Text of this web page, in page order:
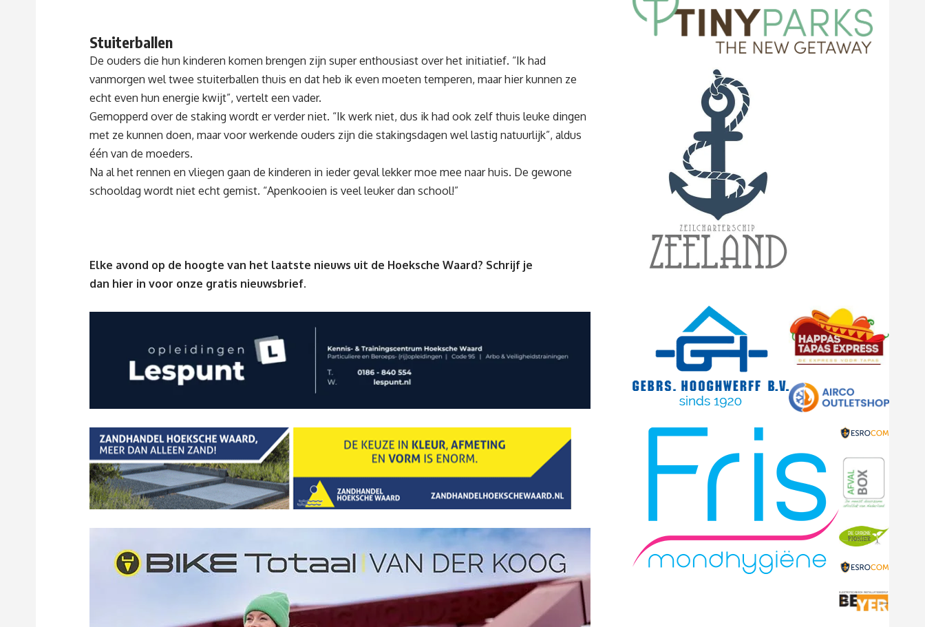
Stuiterballen
De ouders die hun kinderen komen brengen zijn super enthousiast over het initiatief. “Ik had
vanmorgen wel twee stuiterballen thuis en dat heb ik even moeten temperen, maar hier kunnen ze
echt even hun energie kwijt”, vertelt een vader.
Gemopperd over de staking wordt er verder niet. “Ik werk niet, dus ik had ook zelf thuis leuke dingen
met ze kunnen doen, maar voor werkende ouders zijn die stakingsdagen wel lastig natuurlijk”, aldus
één van de moeders.
Na al het rennen en vliegen gaan de kinderen in ieder geval lekker moe mee naar huis. De gewone
schooldag wordt niet echt gemist. “Apenkooien is veel leuker dan school!”
Elke avond op de hoogte van het laatste nieuws uit de Hoeksche Waard? Schrijf je
dan hier in voor onze gratis nieuwsbrief.